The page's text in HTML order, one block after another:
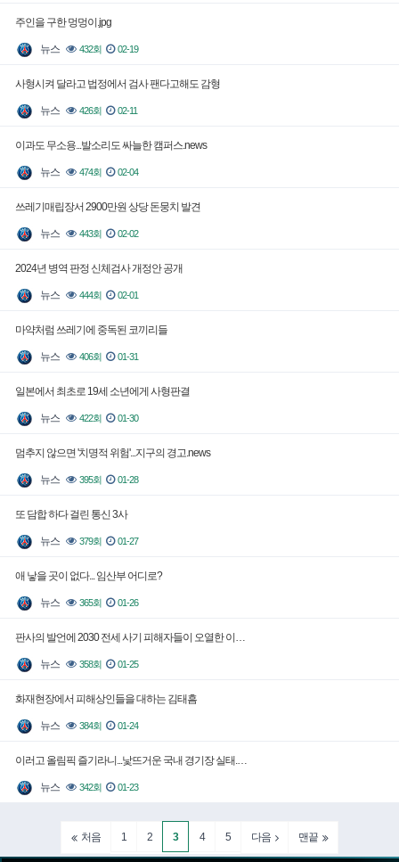
주인을 구한 멍멍이.jpg
뉴스 432회 02-19
사형시켜 달라고 법정에서 검사 팬다고해도 감형
뉴스 426회 02-11
이과도 무소용...발소리도 싸늘한 캠퍼스.news
뉴스 474회 02-04
쓰레기매립장서 2900만원 상당 돈뭉치 발견
뉴스 443회 02-02
2024년 병역 판정 신체검사 개정안 공개
뉴스 444회 02-01
마약처럼 쓰레기에 중독된 코끼리들
뉴스 406회 01-31
일본에서 최초로 19세 소년에게 사형판결
뉴스 422회 01-30
멈추지 않으면 '치명적 위험'...지구의 경고.news
뉴스 395회 01-28
또 담합 하다 걸린 통신 3사
뉴스 379회 01-27
애 낳을 곳이 없다... 임산부 어디로?
뉴스 365회 01-26
판사의 발언에 2030 전세 사기 피해자들이 오열한 이…
뉴스 358회 01-25
화재현장에서 피해상인들을 대하는 김태흠
뉴스 384회 01-24
이러고 올림픽 즐기라니...낯뜨거운 국내 경기장 실태.…
뉴스 342회 01-23
처음 1 2 3 4 5 다음 맨끝